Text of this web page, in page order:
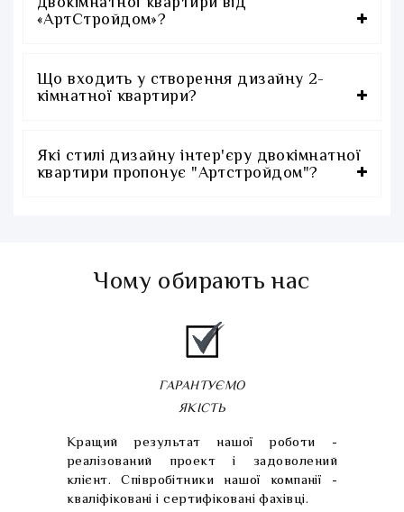
«АртСтройдом»?
Що входить у створення дизайну 2-
кімнатної квартири?
Які стилі дизайну інтер'єру двокімнатної
квартири пропонує "Артстройдом"?
Чому обирають нас
ГАРАНТУЄМО
ЯКІСТЬ
Кращий результат нашої роботи -
реалізований проект і задоволений
клієнт. Співробітники нашої компанії -
кваліфіковані і сертифіковані фахівці.